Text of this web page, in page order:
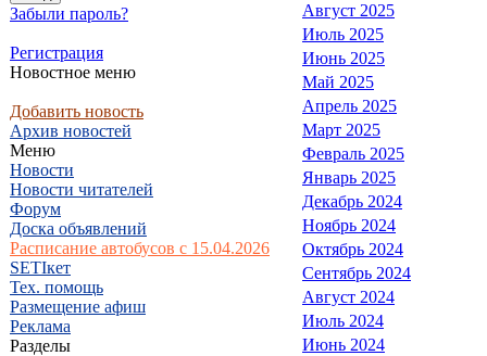
Забыли пароль?
Регистрация
Новостное меню
Добавить новость
Архив новостей
Меню
Новости
Новости читателей
Форум
Доска объявлений
Расписание автобусов с 15.04.2026
SETIкет
Тех. помощь
Размещение афиш
Реклама
Разделы
Август 2025
Июль 2025
Июнь 2025
Май 2025
Апрель 2025
Март 2025
Февраль 2025
Январь 2025
Декабрь 2024
Ноябрь 2024
Октябрь 2024
Сентябрь 2024
Август 2024
Июль 2024
Июнь 2024